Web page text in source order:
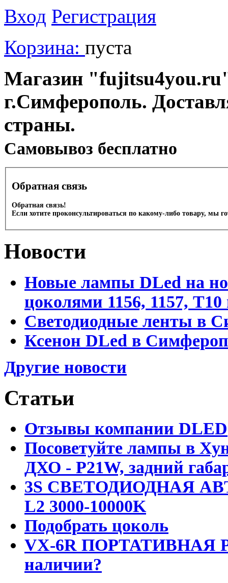
Вход Регистрация
Корзина: пуста
Магазин
г.Симферополь.
страны.
Cамовывоз бесплатно
Обратная связь
Обратная связь!
Если хотите проконсультироваться по какому-либо товару, мы
Новости
Новые лампы DLed на
цоколями 1156, 1157,
Светодиодные ленты в
Ксенон DLed в
Другие новости
Статьи
Отзывы компании DLED
Посоветуйте лампы в
ДХО - P21W, задний
3S СВЕТОДИОДНАЯ
L2 3000-10000K
Подобрать цоколь
VX-6R ПОРТАТИВНАЯ
наличии?